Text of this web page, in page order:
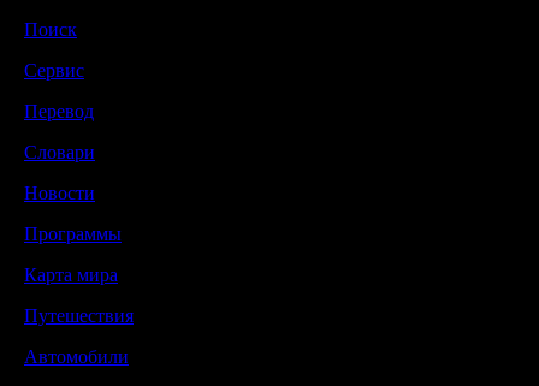
Поиск
Сервис
Перевод
Словари
Новости
Программы
Карта мира
Путешествия
Автомобили